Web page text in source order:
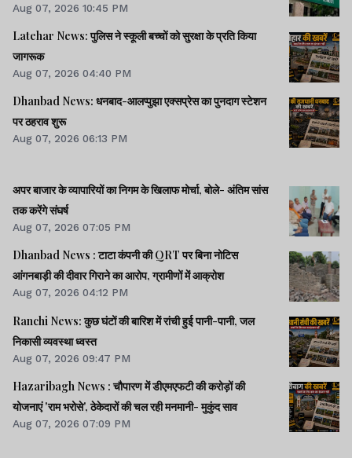
Aug 07, 2026 10:45 PM
Latehar News: पुलिस ने स्कूली बच्चों को सुरक्षा के प्रति किया
जागरूक
Aug 07, 2026 04:40 PM
Dhanbad News: धनबाद-आलप्पुझा एक्सप्रेस का पुनदाग स्टेशन
पर ठहराव शुरू
Aug 07, 2026 06:13 PM
अपर बाजार के व्यापारियों का निगम के खिलाफ मोर्चा, बोले- अंतिम सांस
तक करेंगे संघर्ष
Aug 07, 2026 07:05 PM
Dhanbad News : टाटा कंपनी की QRT पर बिना नोटिस
आंगनबाड़ी की दीवार गिराने का आरोप, ग्रामीणों में आक्रोश
Aug 07, 2026 04:12 PM
Ranchi News: कुछ घंटों की बारिश में रांची हुई पानी-पानी, जल
निकासी व्यवस्था ध्वस्त
Aug 07, 2026 09:47 PM
Hazaribagh News : चौपारण में डीएमएफटी की करोड़ों की
योजनाएं 'राम भरोसे', ठेकेदारों की चल रही मनमानी- मुकुंद साव
Aug 07, 2026 07:09 PM